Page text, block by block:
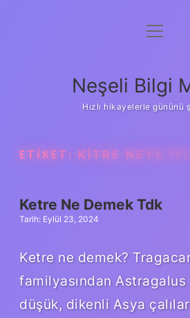
Anasayfa
Yasal Uyarı
menüyü
Neşeli Bilgi
Hızlı hikayelerle gününü
ETIKET: KITRE NEYE IYI
Ketre Ne Demek Tdk
Tarih: Eylül 23, 2024
Ketre ne demek?
familyasından
düşük, dikenli Asya